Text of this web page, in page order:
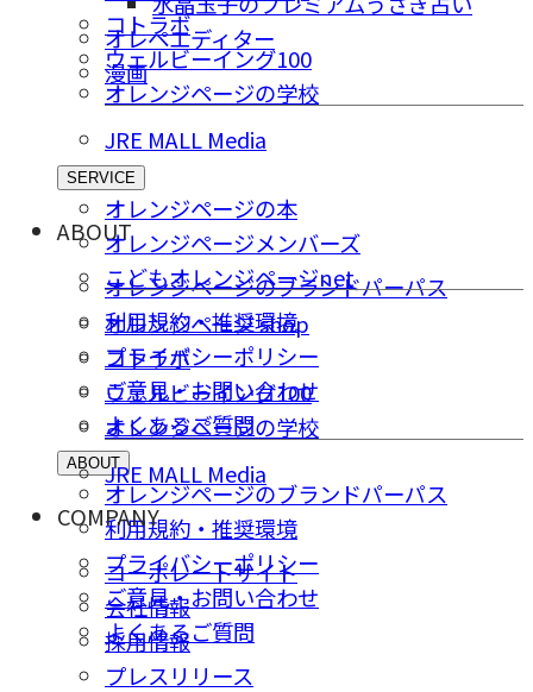
オレペエディター
漫画
コトラボ
ウェルビーイング100
オレンジページの学校
JRE MALL Media
SERVICE
オレンジページの本
オレンジページメンバーズ
こどもオレンジページnet
オレンジページ shop
コトラボ
ウェルビーイング100
オレンジページの学校
JRE MALL Media
ABOUT
オレンジページのブランドパーパス
利用規約・推奨環境
プライバシーポリシー
ご意⾒・お問い合わせ
よくあるご質問
ABOUT
オレンジページのブランドパーパス
利用規約・推奨環境
プライバシーポリシー
ご意⾒・お問い合わせ
よくあるご質問
COMPANY
コーポレートサイト
会社情報
採⽤情報
プレスリリース